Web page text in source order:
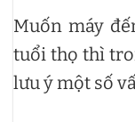
Muốn máy
tuổi thọ thì
lưu ý một số